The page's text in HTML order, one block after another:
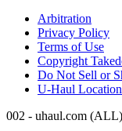
Arbitration
Privacy Policy
Terms of Use
Copyright
Do Not Sell or
U-Haul
002 - uhaul.com